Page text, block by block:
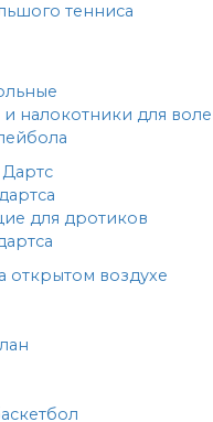
тенниса
налокотники для
Дартс
для дротиков
открытом воздухе